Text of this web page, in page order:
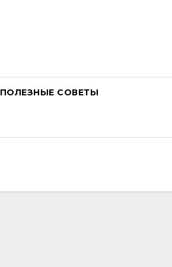
ПОЛЕЗНЫЕ СОВЕТЫ